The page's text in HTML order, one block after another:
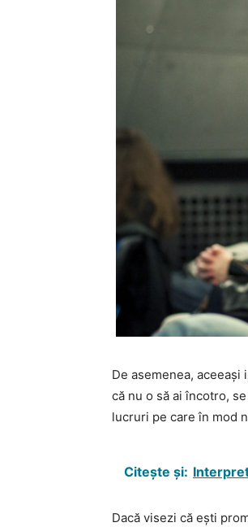
De asemenea, aceeași
că nu o să ai încotro,
lucruri pe care în mod
Citește și:
Dacă visezi că ești